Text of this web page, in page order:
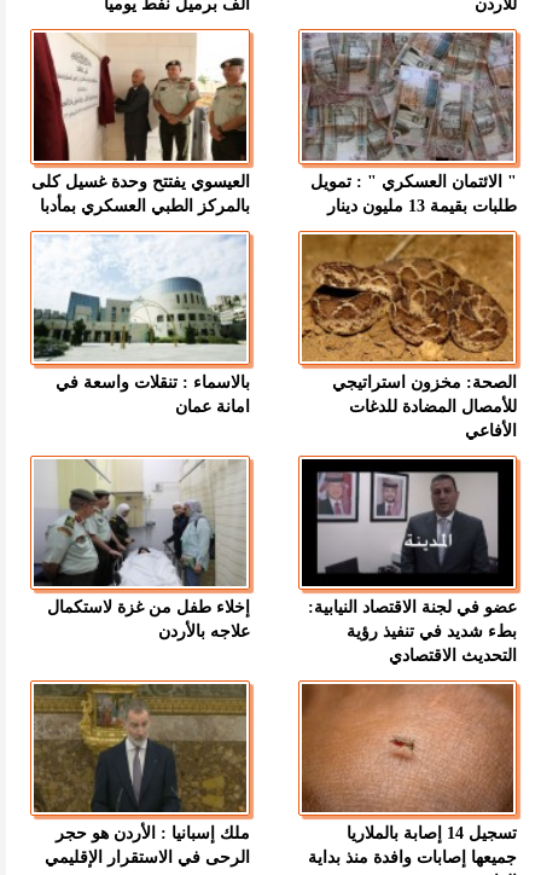
للأردن ألف برميل نفط يوميا
" الائتمان العسكري " : تمويل
طلبات بقيمة 13 مليون دينار
العيسوي يفتتح وحدة غسيل كلى
بالمركز الطبي العسكري بمأدبا
الصحة: مخزون استراتيجي
للأمصال المضادة للدغات
الأفاعي
بالاسماء : تنقلات واسعة في
امانة عمان
عضو في لجنة الاقتصاد النيابية:
بطء شديد في تنفيذ رؤية
التحديث الاقتصادي
إخلاء طفل من غزة لاستكمال
علاجه بالأردن
تسجيل 14 إصابة بالملاريا
جميعها إصابات وافدة منذ بداية
ملك إسبانيا : الأردن هو حجر
الرحى في الاستقرار الإقليمي